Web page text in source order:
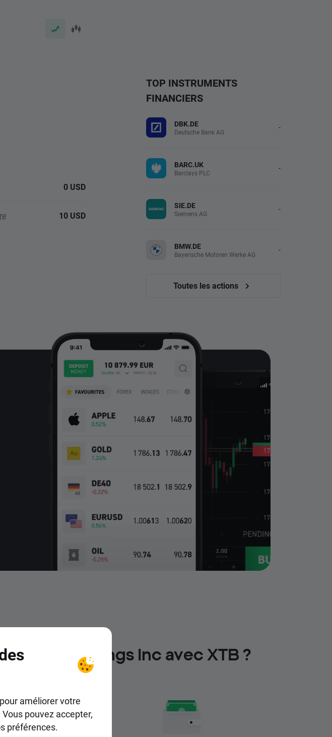
0 USD
10 USD
TOP INSTRUMENTS
FINANCIERS
DBK.DE
Deutsche Bank AG -
BARC.UK
Barclays PLC -
SIE.DE
Siemens AG -
BMW.DE
Bayerische Motoren Werke AG -
Toutes les actions
Holdings Inc avec XTB ?
améliorer votre
pouvez accepter,
préférences.